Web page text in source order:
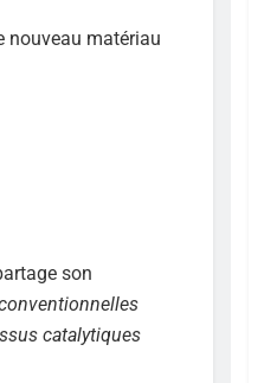
nouveau matériau
son
catalytiques